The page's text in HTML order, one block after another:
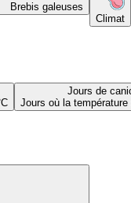
Brebis galeuses
Climat
Jours de
Jours où la température